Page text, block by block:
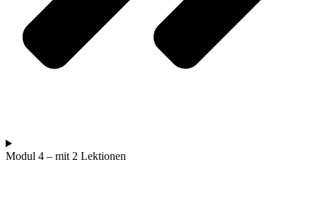
Modul 4 – mit 2 Lektionen